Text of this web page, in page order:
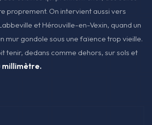
proprement. On intervient aussi vers
et Hérouville-en-Vexin, quand un
mur gondole sous une faïence trop vieille.
tenir, dedans comme dehors, sur sols et
millimètre.